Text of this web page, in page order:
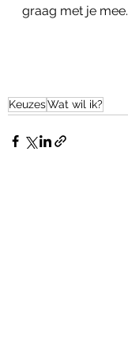
graag met je mee.
KeuzesWat wil ik?